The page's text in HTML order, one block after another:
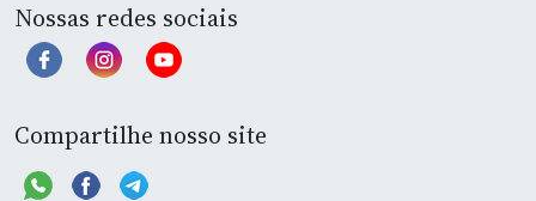
Nossas redes sociais
Compartilhe nosso site